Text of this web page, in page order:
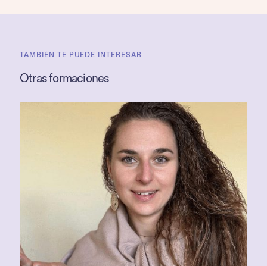
TAMBIÉN TE PUEDE INTERESAR
Otras formaciones